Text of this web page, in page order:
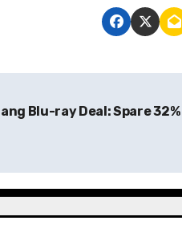
Blu-ray Deal: Spare